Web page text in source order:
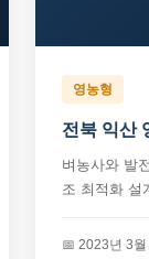
영농형
전북 익산
벼농사와 발
조 최적화 설
📅 2023년 3월